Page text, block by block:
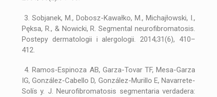
3. Sobjanek, M., Dobosz-Kawałko, M., Michajłowski, I.,
Pęksa, R., & Nowicki, R. Segmental neurofibromatosis.
Postepy dermatologii i alergologii. 2014;31(6), 410–
412.
4. Ramos-Espinoza AB, Garza-Tovar TF, Mesa-Garza
IG, González-Cabello D, González-Murillo E, Navarrete-
Solís y. J. Neurofibromatosis segmentaria verdadera: